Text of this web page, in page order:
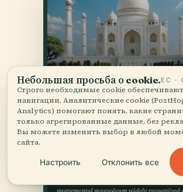
Небольшая просьба о cookie.ЕС ·
Строго необходимые cookie
навигации. Аналитические cookie
Analytics) помогают понять, какие
только агрегированные данные, без
Вы можете изменить выбор в любой
сайта.
Настроить Отклонить все